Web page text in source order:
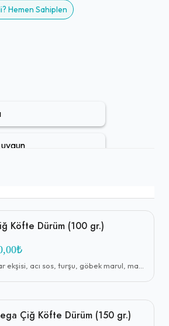
Hemen Sahiplen
alanı
Köfte Dürüm (100 gr.)
Nar ekşisi, acı sos, turşu, göbek marul, maydanoz
Çiğ Köfte Dürüm (150 gr.)